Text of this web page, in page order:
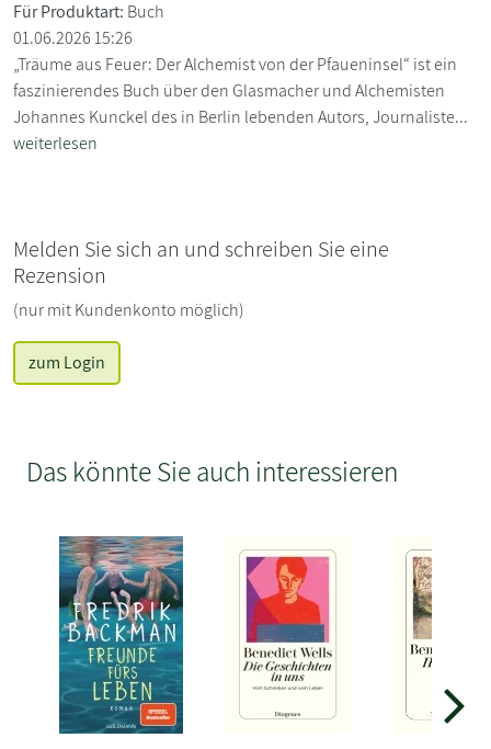
Für Produktart: Buch
01.06.2026 15:26
„Träume aus Feuer: Der Alchemist von der Pfaueninsel“ ist ein
faszinierendes Buch über den Glasmacher und Alchemisten
Johannes Kunckel des in Berlin lebenden Autors, Journaliste...
weiterlesen
Melden Sie sich an und schreiben Sie eine
Rezension
(nur mit Kundenkonto möglich)
zum Login
Das könnte Sie auch interessieren